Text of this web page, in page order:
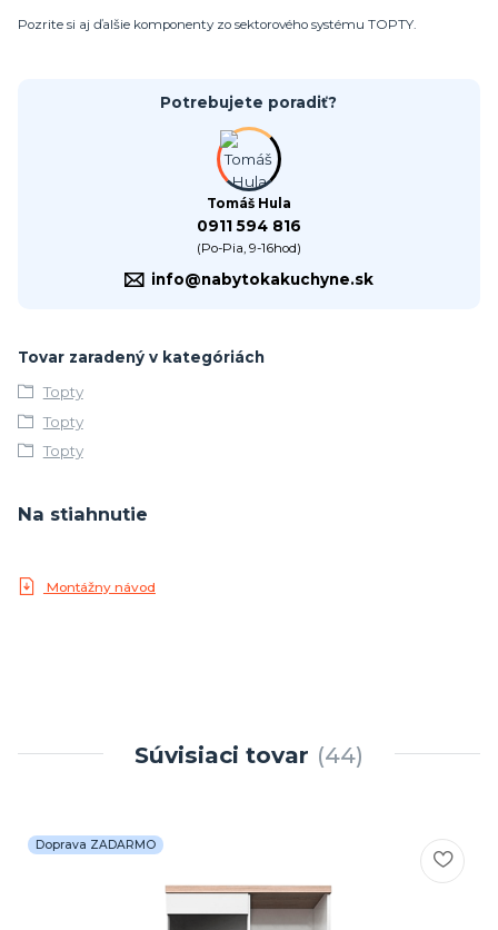
Pozrite si aj ďalšie komponenty zo sektorového systému TOPTY.
Potrebujete poradiť?
Tomáš Hula
0911 594 816
(Po-Pia, 9-16hod)
info@nabytokakuchyne.sk
Tovar zaradený v kategóriách
Topty
Topty
Topty
Na stiahnutie
Montážny návod
Súvisiaci tovar 44
Doprava ZADARMO